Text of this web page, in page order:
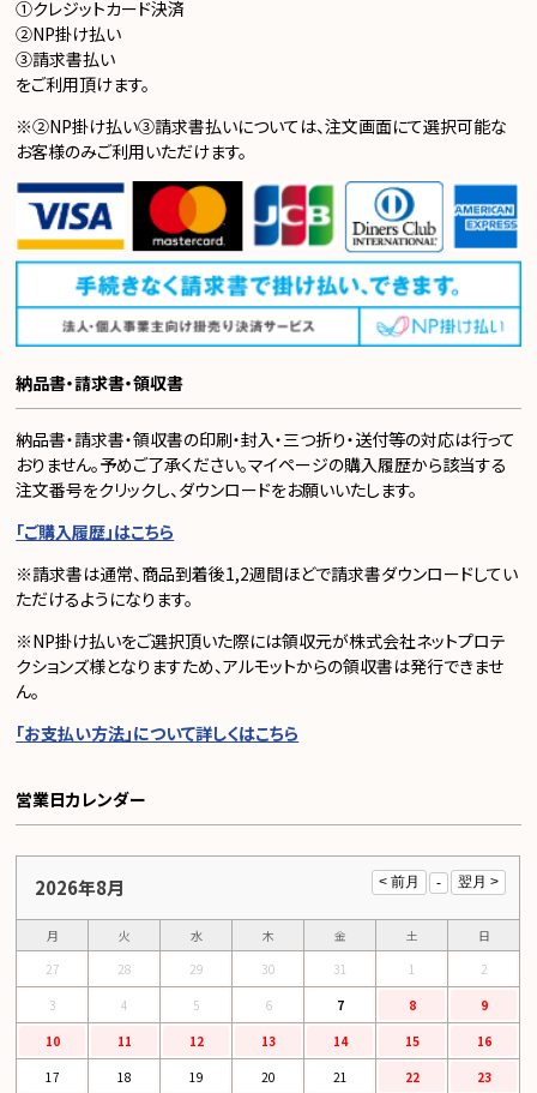
①クレジットカード決済
②NP掛け払い
③請求書払い
をご利用頂けます。
※②NP掛け払い③請求書払いについては、注文画面にて選択可能な
お客様のみご利用いただけます。
納品書・請求書・領収書
納品書・請求書・領収書の印刷・封入・三つ折り・送付等の対応は行って
おりません。予めご了承ください。マイページの購入履歴から該当する
注文番号をクリックし、ダウンロードをお願いいたします。
「ご購入履歴」はこちら
※請求書は通常、商品到着後1,2週間ほどで請求書ダウンロードしてい
ただけるようになります。
※NP掛け払いをご選択頂いた際には領収元が株式会社ネットプロテ
クションズ様となりますため、アルモットからの領収書は発行できませ
ん。
「お支払い方法」について詳しくはこちら
営業日カレンダー
2026年8月
月 火 水 木 金 土
日
27
28 29 30 31 1
2
3
4 5 6 7 8
9
10
11 12 13 14 15
16
17
18 19 20 21 22 23